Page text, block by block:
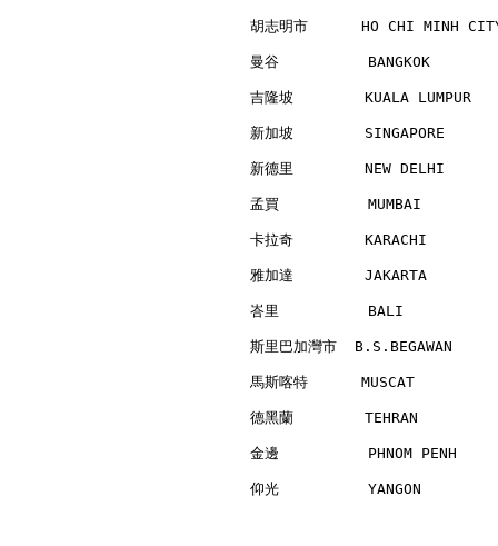
胡志明市      HO CHI MINH
曼谷          BANGKOK
吉隆坡        KUALA LUMPUR
新加坡        SINGAPORE
新德里        NEW DELHI
孟買          MUMBAI
卡拉奇        KARACHI
雅加達        JAKARTA
峇里          BALI
斯里巴加灣市
馬斯喀特      MUSCAT
德黑蘭        TEHRAN
金邊          PHNOM PENH
仰光          YANGON